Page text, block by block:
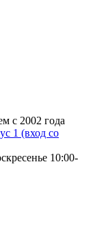
с 2002 года
1 (вход со
10:00-